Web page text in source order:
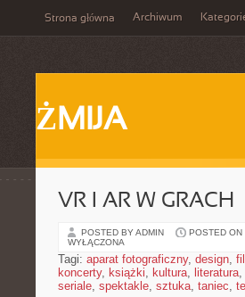
Strona główna Archiwum
ŻMIJA
VR I AR W GRACH
POSTED BY ADMIN POSTED
WYŁĄCZONA
Tagi: aparat fotograficzny, design,
koncerty, książki, kultura, literatura,
seriale, spektakle, sztuka, taniec,